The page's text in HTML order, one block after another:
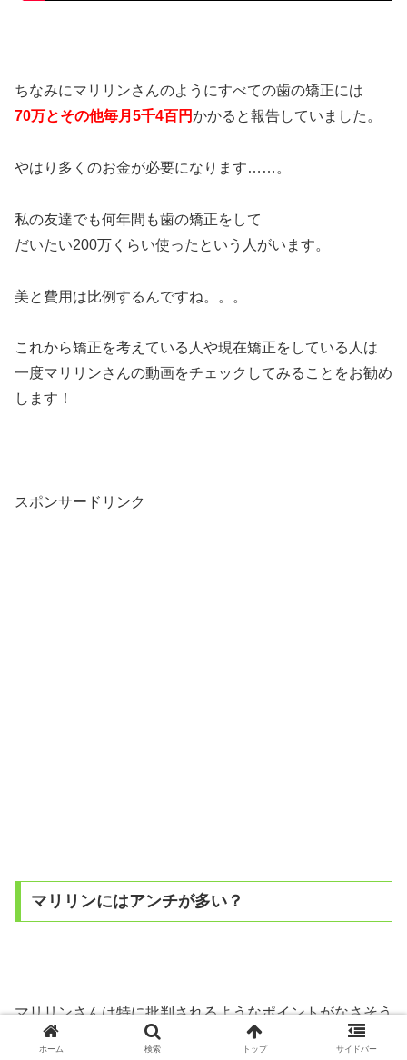
ちなみにマリリンさんのようにすべての歯の矯正には
70万とその他毎月5千4百円かかると報告していました。
やはり多くのお金が必要になります……。
私の友達でも何年間も歯の矯正をして
だいたい200万くらい使ったという人がいます。
美と費用は比例するんですね。。。
これから矯正を考えている人や現在矯正をしている人は
一度マリリンさんの動画をチェックしてみることをお勧め
します！
スポンサードリンク
マリリンにはアンチが多い？
マリリンさんは特に批判されるようなポイントがなさそう
に思えるのですが
ホーム 検索 トップ サイドバー